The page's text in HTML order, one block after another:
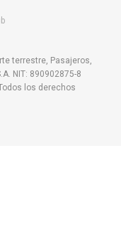
terrestre, Pasajeros,
NIT: 890902875-8
los derechos